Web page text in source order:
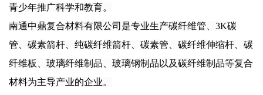
青少年推广科学和教育。
南通中鼎复合材料有限公司是专业生产碳纤维管 3K碳
管
碳素箭杆 纯碳纤维箭杆 、碳素管、碳纤维伸缩杆、 碳
纤维板
、玻璃纤维制品、玻璃钢制品以及碳纤维制品等复合
材料为主导产业的企业。